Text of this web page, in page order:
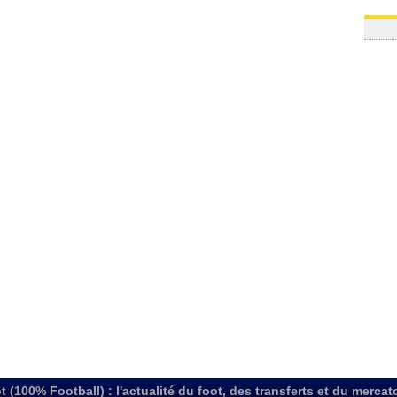
(100% Football) : l'actualité du foot, des transferts et du